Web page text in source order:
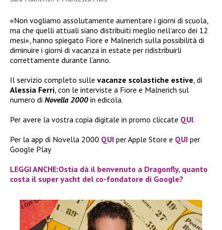
«Non vogliamo assolutamente aumentare i giorni di scuola,
ma che quelli attuali siano distribuiti meglio nell’arco dei 12
mesi», hanno spiegato Fiore e Malnerich sulla possibilità di
diminuire i giorni di vacanza in estate per ridistribuirli
correttamente durante l’anno.
Il servizio completo sulle vacanze scolastiche estive , di
Alessia Ferri , con le interviste a Fiore e Malnerich sul
numero di Novella 2000 in edicola.
Per avere la vostra copia digitale in promo cliccate QUI.
Per la app di Novella 2000 QUI per Apple Store e QUI per
Google Play
LEGGI ANCHE:Ostia dà il benvenuto a Dragonfly, quanto
costa il super yacht del co-fondatore di Google?